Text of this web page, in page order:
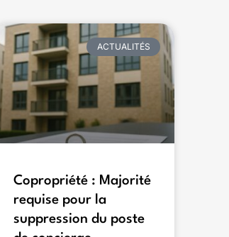
ACTUALITÉS
Copropriété : Majorité
requise pour la
suppression du poste